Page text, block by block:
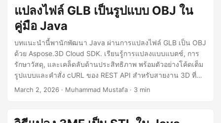
n
แปลงไฟล์ GLB เป็นรูปแบบ OBJ ใน
คู่มือ Java
บทแนะนำนี้พานักพัฒนา Java ผ่านการแปลงไฟล์ GLB เป็น OBJ
ด้วย Aspose.3D Cloud SDK. เรียนรู้การแปลงแบบแบตช์, การ
รักษาวัสดุ, และเคล็ดลับด้านประสิทธิภาพ พร้อมตัวอย่างโค้ดเต็ม
รูปแบบและคำสั่ง cURL ของ REST API สำหรับสายงาน 3D ที่
สามารถขยายได้.
March 2, 2026 · Muhammad Mustafa · 3 min